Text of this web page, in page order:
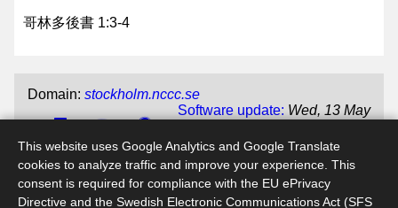
This website uses Google Analytics and Google Translate
cookies to analyze traffic and improve your experience. This
consent is required for compliance with the EU ePrivacy
Directive and the Swedish Electronic Communications Act (SFS
哥林多後書 1:3-4
Domain: stockholm.nccc.se
Software update: Wed, 13 May
CMS update:Thu, 13 Apr 2023 File name:index.jsp